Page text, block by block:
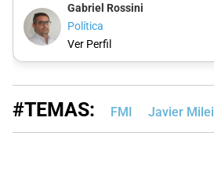
Gabriel Rossini
Política
Ver Perfil
#TEMAS: FMI Javier Milei